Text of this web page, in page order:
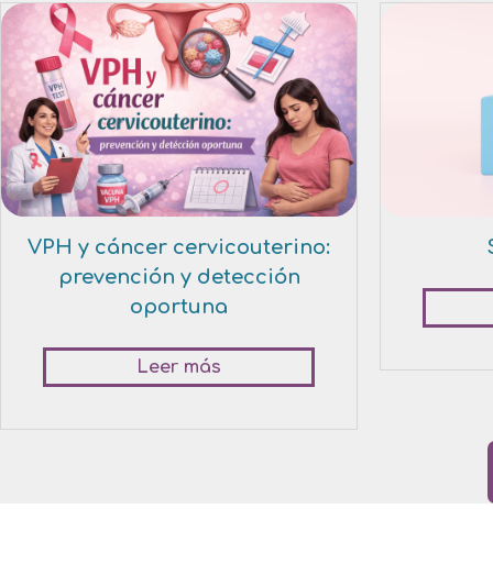
VPH y cáncer cervicouterino:
prevención y detección
oportuna
Leer más